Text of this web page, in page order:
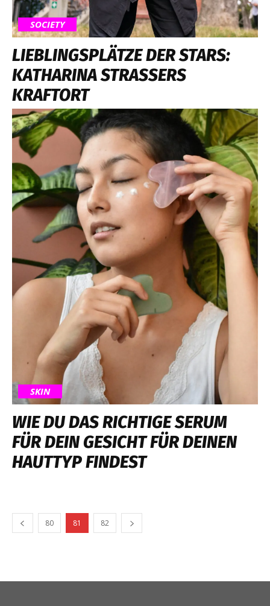
SOCIETY
LIEBLINGSPLÄTZE DER STARS:
KATHARINA STRASSERS K
RAFTORT
SKIN
WIE DU DAS RICHTIGE SERUM
FÜR DEIN GESICHT FÜR DEINEN
HAUTTYP FINDEST
80 81 82